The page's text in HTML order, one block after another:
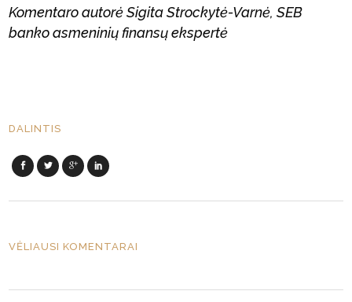
Komentaro autorė Sigita Strockytė-Varnė, SEB
banko asmeninių finansų ekspertė
DALINTIS
VĖLIAUSI KOMENTARAI